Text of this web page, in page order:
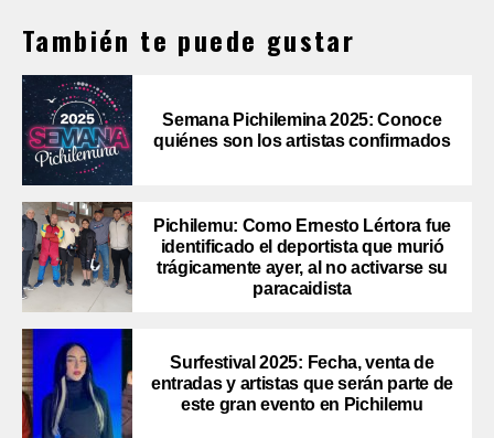
También te puede gustar
Semana Pichilemina 2025: Conoce
quiénes son los artistas confirmados
Pichilemu: Como Ernesto Lértora fue
identificado el deportista que murió
trágicamente ayer, al no activarse su
paracaidista
Surfestival 2025: Fecha, venta de
entradas y artistas que serán parte de
este gran evento en Pichilemu